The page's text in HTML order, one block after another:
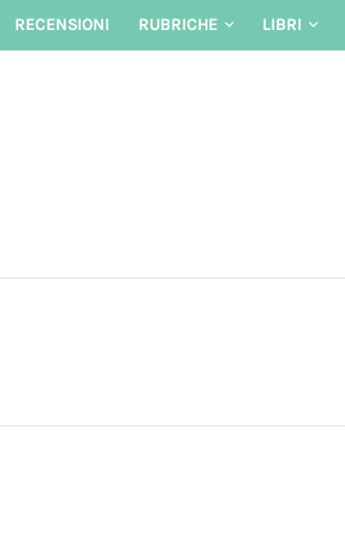
Skip
RECENSIONI RUBRICHE LIBRI